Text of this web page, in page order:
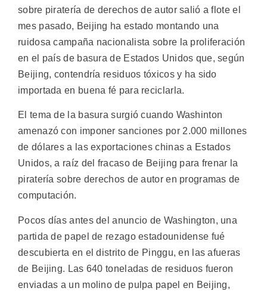
sobre piratería de derechos de autor salió a flote el
mes pasado, Beijing ha estado montando una
ruidosa campaña nacionalista sobre la proliferación
en el país de basura de Estados Unidos que, según
Beijing, contendría residuos tóxicos y ha sido
importada en buena fé para reciclarla.
El tema de la basura surgió cuando Washinton
amenazó con imponer sanciones por 2.000 millones
de dólares a las exportaciones chinas a Estados
Unidos, a raíz del fracaso de Beijing para frenar la
piratería sobre derechos de autor en programas de
computación.
Pocos días antes del anuncio de Washington, una
partida de papel de rezago estadounidense fué
descubierta en el distrito de Pinggu, en las afueras
de Beijing. Las 640 toneladas de residuos fueron
enviadas a un molino de pulpa papel en Beijing,